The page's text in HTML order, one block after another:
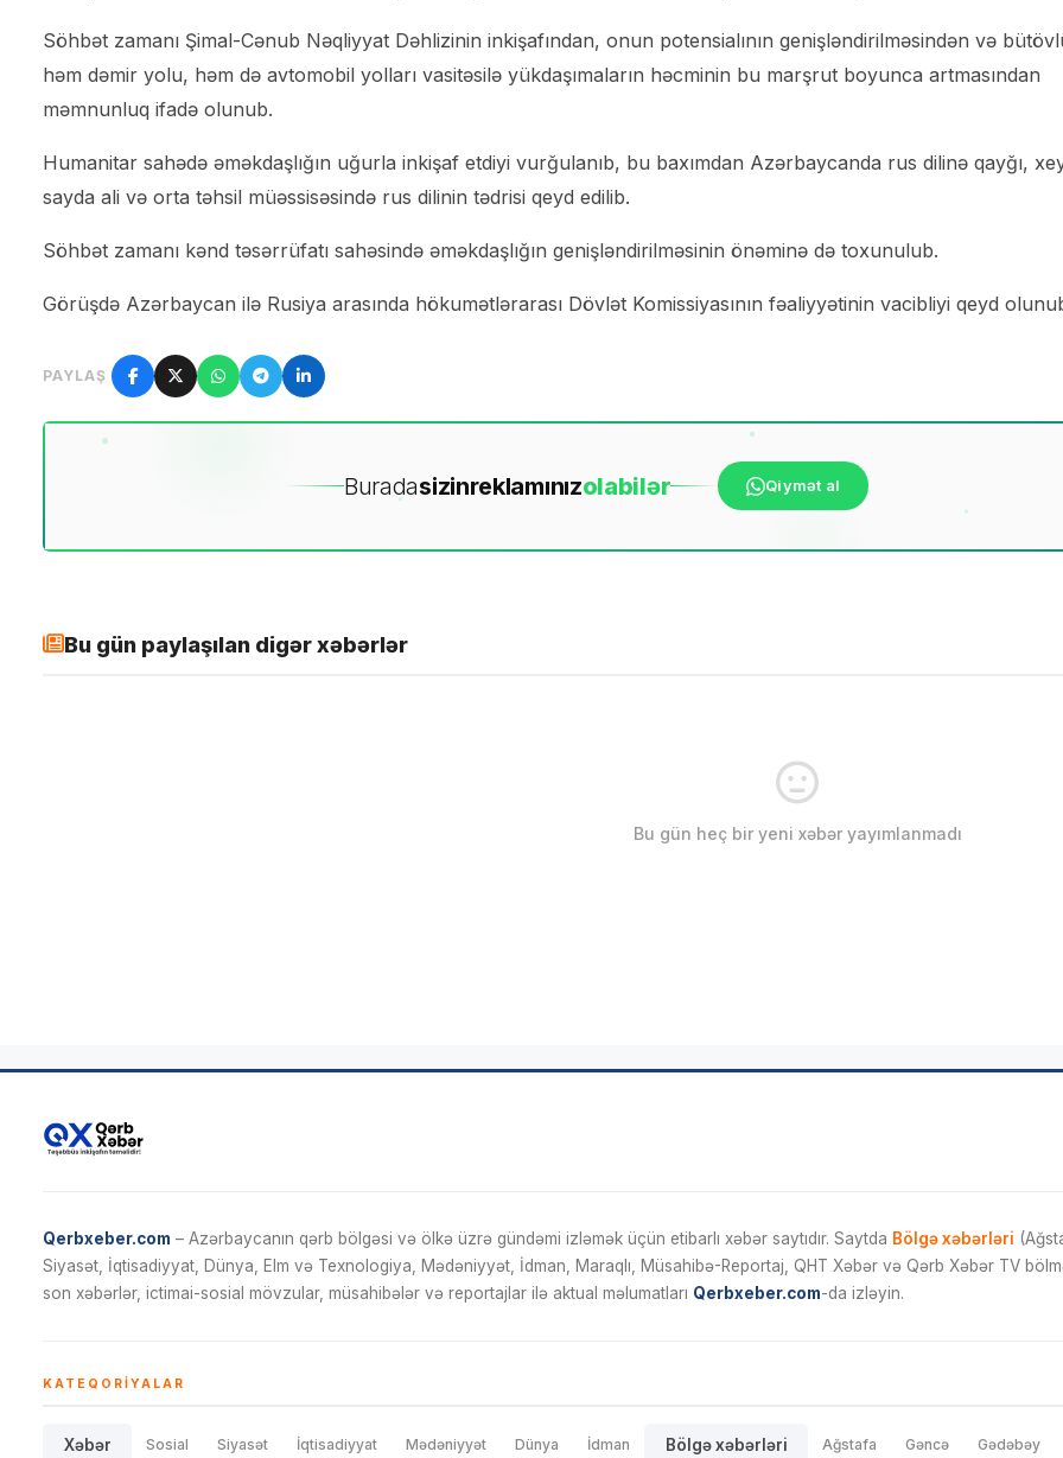
Söhbət zamanı Şimal-Cənub Nəqliyyat Dəhlizinin inkişafından, onun potensialının genişləndirilməsindən və
həm dəmir yolu, həm də avtomobil yolları vasitəsilə yükdaşımaların həcminin bu marşrut boyunca artmasından
məmnunluq ifadə olunub.
Humanitar sahədə əməkdaşlığın uğurla inkişaf etdiyi vurğulanıb, bu baxımdan Azərbaycanda rus dilinə qayğı,
sayda ali və orta təhsil müəssisəsində rus dilinin tədrisi qeyd edilib.
Söhbət zamanı kənd təsərrüfatı sahəsində əməkdaşlığın genişləndirilməsinin önəminə də toxunulub.
Görüşdə Azərbaycan ilə Rusiya arasında hökumətlərarası Dövlət Komissiyasının fəaliyyətinin vacibliyi qeyd
PAYLAŞ
Buradasizinreklamınızolabilər Qiymət al
Bu gün paylaşılan digər xəbərlər
Bu gün heç bir yeni xəbər yayımlanmadı
Qerbxeber.com – Azərbaycanın qərb bölgəsi və ölkə üzrə gündəmi izləmək üçün etibarlı xəbər saytıdır. Saytda Bölgə xəbərləri
Siyasət, İqtisadiyyat, Dünya, Elm və Texnologiya, Mədəniyyət, İdman, Maraqlı, Müsahibə-Reportaj, QHT Xəbər və Qərb Xəbər TV
son xəbərlər, ictimai-sosial mövzular, müsahibələr və reportajlar ilə aktual məlumatları Qerbxeber.com-da izləyin.
KATEQORIYALAR
Xəbər Sosial Siyasət İqtisadiyyat Mədəniyyət Dünya İdman Bölgə xəbərləri Ağstafa Gəncə Gədəbəy